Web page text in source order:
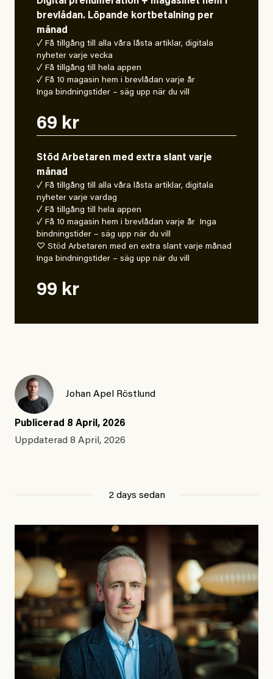
brevlådan. Löpande kortbetalning per
månad
✓ Få tillgång till alla våra låsta artiklar, digitala
nyheter varje vecka
✓ Få tillgång till hela appen
✓ Få 10 magasin hem i brevlådan varje år
Inga bindningstider – säg upp när du vill
69 kr
Stöd Arbetaren med extra slant varje
månad
✓ Få tillgång till alla våra låsta artiklar, digitala
nyheter varje vardag
✓ Få tillgång till hela appen
✓ Få 10 magasin hem i brevlådan varje år Inga
bindningstider – säg upp när du vill
♡ Stöd Arbetaren med en extra slant varje månad
Inga bindningstider – säg upp när du vill
99 kr
Johan Apel Röstlund
Publicerad 8 April, 2026
Uppdaterad 8 April, 2026
2 days sedan